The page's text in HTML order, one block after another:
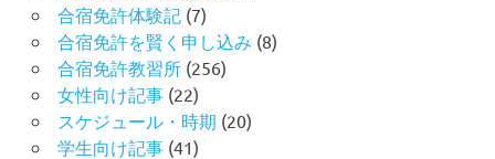
合宿免許体験記 (7)
合宿免許を賢く申し込み (8)
合宿免許教習所(256)
女性向け記事(22)
スケジュール・時期 (20)
学生向け記事(41)